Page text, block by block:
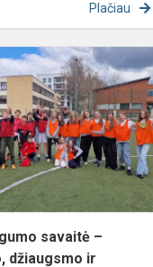
Plačiau
savaitė –
džiaugsmo ir